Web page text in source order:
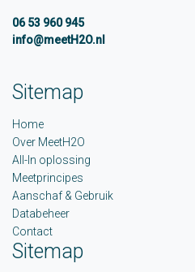
06 53 960 945
info@meetH2O.nl
Sitemap
Home
Over MeetH2O
All-In oplossing
Meetprincipes
Aanschaf & Gebruik
Databeheer
Contact
Sitemap